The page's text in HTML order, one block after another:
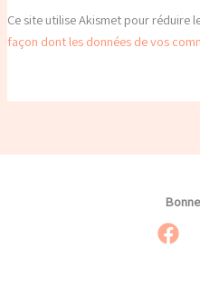
Ce site utilise Akismet pour réduire
façon dont les données de vos